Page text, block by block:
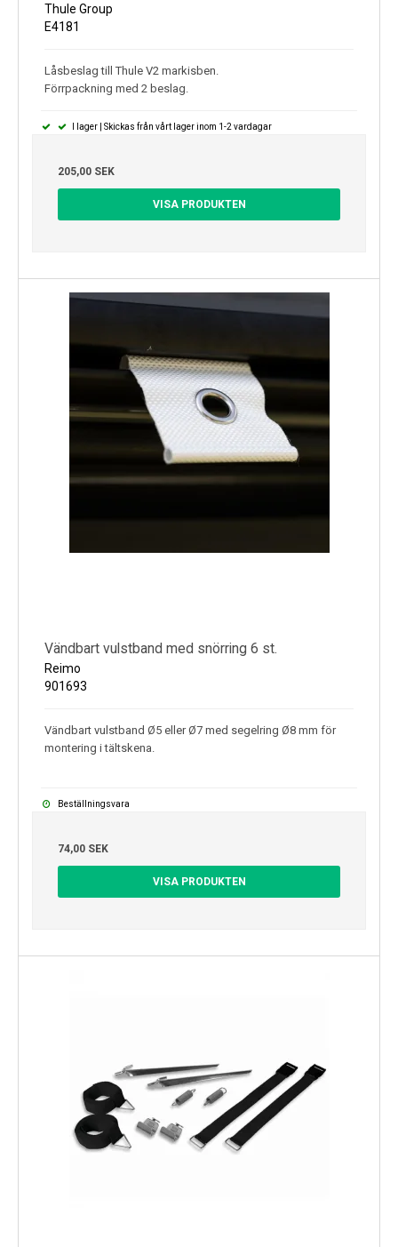
Thule Group
E4181
Låsbeslag till Thule V2 markisben.
Förrpackning med 2 beslag.
I lager | Skickas från vårt lager inom 1-2 vardagar
205,00 SEK
VISA PRODUKTEN
Vändbart vulstband med snörring 6 st.
Reimo
901693
Vändbart vulstband Ø5 eller Ø7 med segelring Ø8 mm för
montering i tältskena.
Beställningsvara
74,00 SEK
VISA PRODUKTEN